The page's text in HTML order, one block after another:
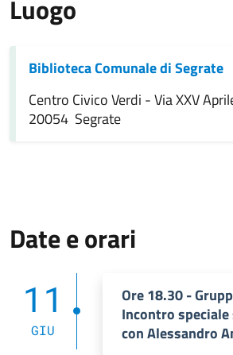
Luogo
Biblioteca Comunale di Segrate
Centro Civico Verdi - Via XXV
20054 Segrate
Date e orari
11
GIU
Ore 18.30 -
Incontro
con Alessandro